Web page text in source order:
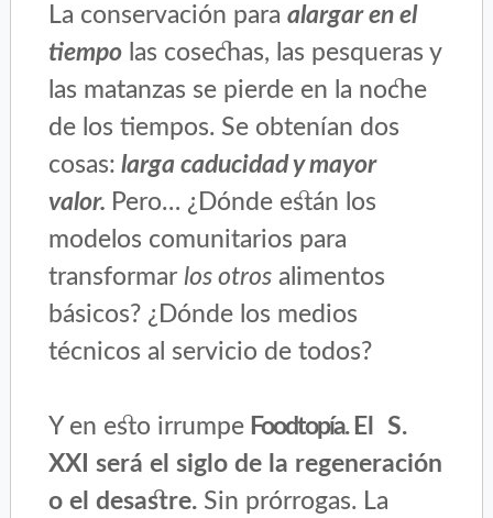
La conservación paraalargar en el
tiempo las cosechas, las pesqueras y
las matanzas se pierde en la noche
de los tiempos. Se obtenían dos
cosas: larga caducidad y mayor
valor. Pero… ¿Dónde están los
modelos comunitarios para
transformar los otros alimentos
básicos? ¿Dónde los medios
técnicos al servicio de todos?
Y en esto irrumpe Foodtopía. El S.
XXI será el siglo de la regeneración
o el desastre. Sin prórrogas. La